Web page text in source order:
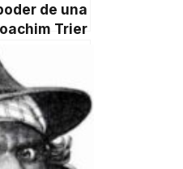
de una
Trier